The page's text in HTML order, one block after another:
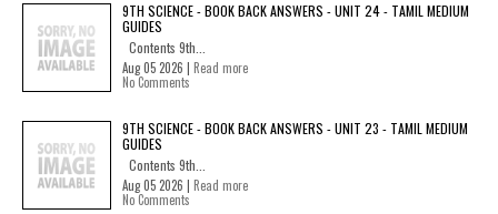
9TH SCIENCE - BOOK BACK ANSWERS - UNIT 24 - TAMIL MEDIUM
GUIDES
Contents 9th...
Aug 05 2026 | Read more
No Comments
9TH SCIENCE - BOOK BACK ANSWERS - UNIT 23 - TAMIL MEDIUM
GUIDES
Contents 9th...
Aug 05 2026 | Read more
No Comments